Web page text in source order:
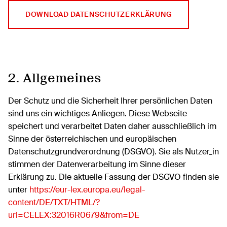
DOWNLOAD DATENSCHUTZERKLÄRUNG
2. Allgemeines
Der Schutz und die Sicherheit Ihrer persönlichen Daten
sind uns ein wichtiges Anliegen. Diese Webseite
speichert und verarbeitet Daten daher ausschließlich im
Sinne der österreichischen und europäischen
Datenschutzgrundverordnung (DSGVO). Sie als Nutzer_in
stimmen der Datenverarbeitung im Sinne dieser
Erklärung zu. Die aktuelle Fassung der DSGVO finden sie
unter https://eur-lex.europa.eu/legal-
content/DE/TXT/HTML/?
uri=CELEX:32016R0679&from=DE